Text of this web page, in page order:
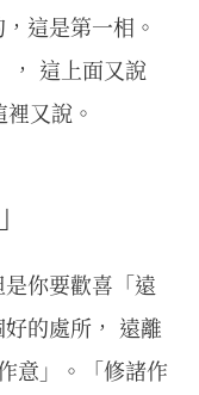
這是第一相。
， 這上面又說
又說。
你要歡喜「遠
的處所， 遠離
意」。「修諸作